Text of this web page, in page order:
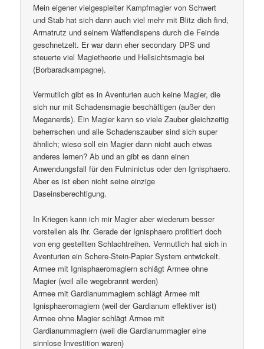
Mein eigener vielgespielter Kampfmagier von Schwert
und Stab hat sich dann auch viel mehr mit Blitz dich find,
Armatrutz und seinem Waffendispens durch die Feinde
geschnetzelt. Er war dann eher secondary DPS und
steuerte viel Magietheorie und Hellsichtsmagie bei
(Borbaradkampagne).
Vermutlich gibt es in Aventurien auch keine Magier, die
sich nur mit Schadensmagie beschäftigen (außer den
Meganerds). Ein Magier kann so viele Zauber gleichzeitig
beherrschen und alle Schadenszauber sind sich super
ähnlich; wieso soll ein Magier dann nicht auch etwas
anderes lernen? Ab und an gibt es dann einen
Anwendungsfall für den Fulminictus oder den Ignisphaero.
Aber es ist eben nicht seine einzige
Daseinsberechtigung.
In Kriegen kann ich mir Magier aber wiederum besser
vorstellen als ihr. Gerade der Ignisphaero profitiert doch
von eng gestellten Schlachtreihen. Vermutlich hat sich in
Aventurien ein Schere-Stein-Papier System entwickelt.
Armee mit Ignisphaeromagiern schlägt Armee ohne
Magier (weil alle wegebrannt werden)
Armee mit Gardianummagiern schlägt Armee mit
Ignisphaeromagiern (weil der Gardianum effektiver ist)
Armee ohne Magier schlägt Armee mit
Gardianummagiern (weil die Gardianummagier eine
sinnlose Investition waren)